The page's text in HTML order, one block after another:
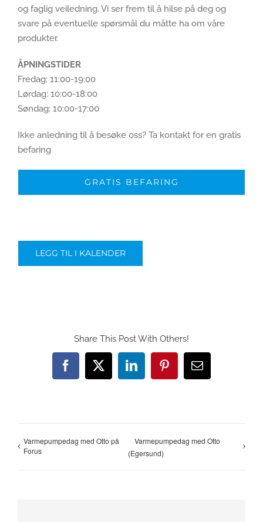
og faglig veiledning. Vi ser frem til å hilse på deg og
svare på eventuelle spørsmål du måtte ha om våre
produkter.
ÅPNINGSTIDER
Fredag: 11:00-19:00
Lørdag: 10:00-18:00
Søndag: 10:00-17:00
Ikke anledning til å besøke oss? Ta kontakt for en gratis
befaring
GRATIS BEFARING
LEGG TIL I KALENDER
Share This Post With Others!
Facebook
X LinkedInPinterest
E-
post
Varmepumpedag med Otto på
Forus
Varmepumpedag med Otto
(Egersund)